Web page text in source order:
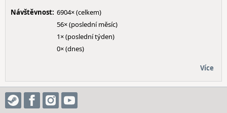
Návštěvnost: 6904× (celkem)
56× (poslední měsíc)
1× (poslední týden)
0× (dnes)
Více